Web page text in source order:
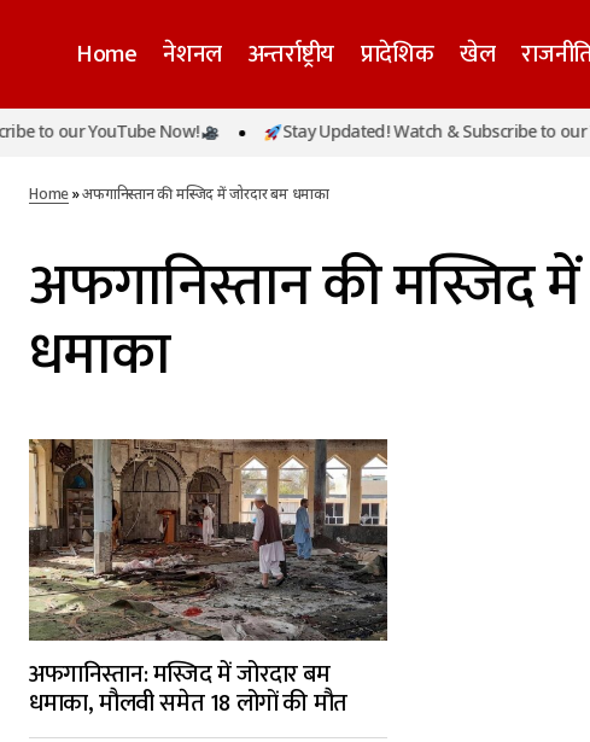
Home नेशनल अन्तर्राष्ट्रीय प्रादेशिक खेल
to our YouTube Now! Stay Updated! Watch & Subscribe to our
Home»अफगानिस्तान की मस्जिद में जोरदार बम धमाका
अफगानिस्तान की मस्जिद
धमाका
अफगानिस्तान: मस्जिद में जोरदार बम
धमाका, मौलवी समेत 18 लोगों की मौत